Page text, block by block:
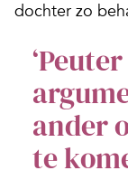
dochter zo
ander
te